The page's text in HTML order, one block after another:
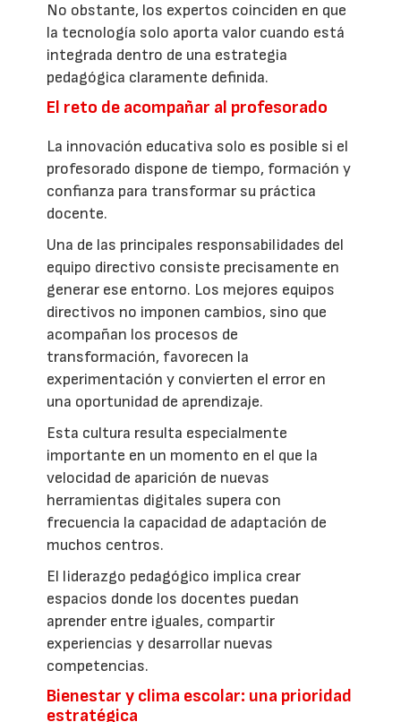
No obstante, los expertos coinciden en que
la tecnología solo aporta valor cuando está
integrada dentro de una estrategia
pedagógica claramente definida.
El reto de acompañar al profesorado
La innovación educativa solo es posible si el
profesorado dispone de tiempo, formación y
confianza para transformar su práctica
docente.
Una de las principales responsabilidades del
equipo directivo consiste precisamente en
generar ese entorno. Los mejores equipos
directivos no imponen cambios, sino que
acompañan los procesos de
transformación, favorecen la
experimentación y convierten el error en
una oportunidad de aprendizaje.
Esta cultura resulta especialmente
importante en un momento en el que la
velocidad de aparición de nuevas
herramientas digitales supera con
frecuencia la capacidad de adaptación de
muchos centros.
El liderazgo pedagógico implica crear
espacios donde los docentes puedan
aprender entre iguales, compartir
experiencias y desarrollar nuevas
competencias.
Bienestar y clima escolar: una prioridad
estratégica